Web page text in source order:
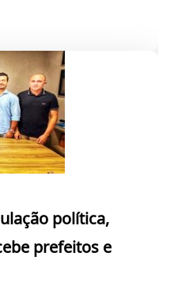
política,
prefeitos e